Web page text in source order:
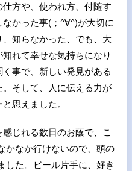
方や、使われ方、付随す
かった事(；^∀^)が大切に
知らなかった、でも、大
れて幸せな気持ちになり
事で、新しい発見がある
そして、人に伝える力が
思えました。
じれる数日のお蔭で、こ
かなか行けないので、頭の
した。ビール片手に、好き